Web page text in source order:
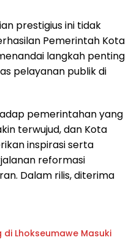
prestigius ini tidak
Pemerintah Kota
langkah penting
pelayanan publik di
pemerintahan yang
terwujud, dan Kota
inspirasi serta
reformasi
Dalam rilis, diterima
Lhokseumawe Masuki